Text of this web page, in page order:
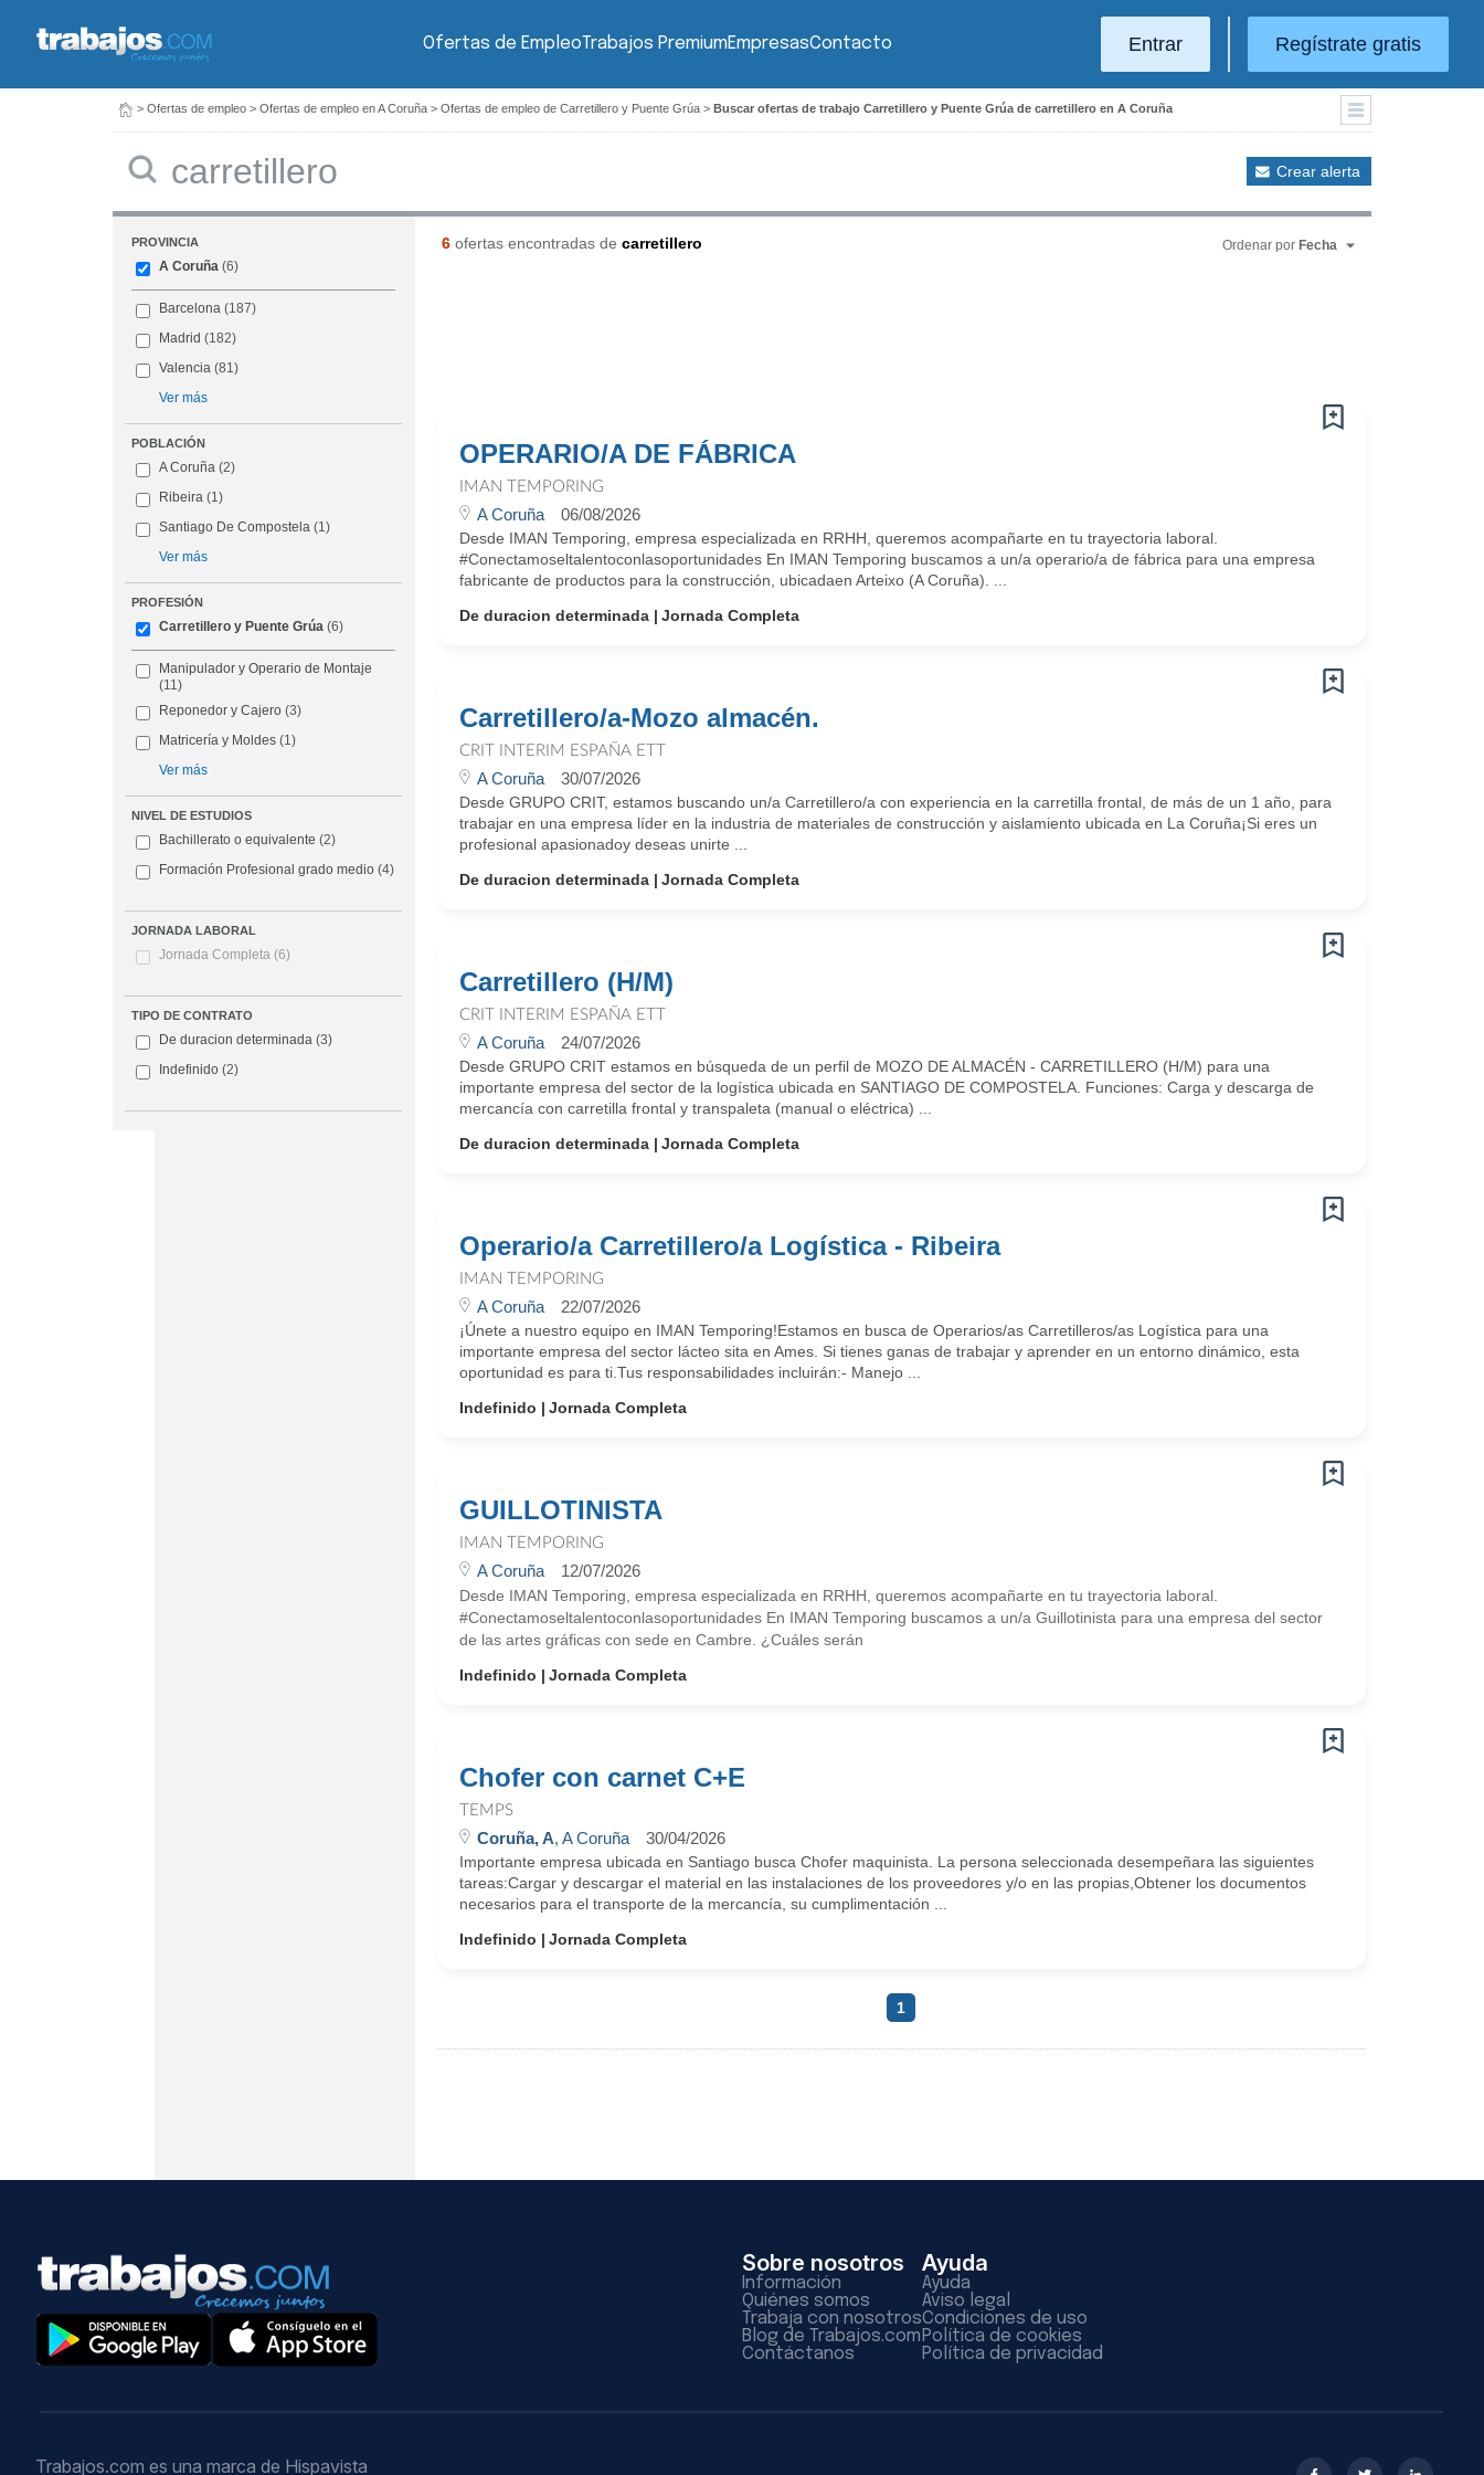
Ofertas de EmpleoTrabajos PremiumEmpresasContacto Entrar Regístrate gratis
> Ofertas de empleo > Ofertas de empleo en A Coruña > Ofertas de empleo de Carretillero y Puente Grúa > Buscar ofertas de trabajo Carretillero y Puente Grúa de carretillero en A Coruña
Crear alerta
PROVINCIA
A Coruña (6)
Barcelona (187)
Madrid (182)
Valencia (81)
Ver más
POBLACIÓN
A Coruña (2)
Ribeira (1)
Santiago De Compostela (1)
Ver más
PROFESIÓN
Carretillero y Puente Grúa (6)
Manipulador y Operario de Montaje
(11)
Reponedor y Cajero (3)
Matricería y Moldes (1)
Ver más
NIVEL DE ESTUDIOS
Bachillerato o equivalente (2)
Formación Profesional grado medio (4)
JORNADA LABORAL
Jornada Completa (6)
TIPO DE CONTRATO
De duracion determinada (3)
Indefinido (2)
6ofertas encontradas de carretillero Ordenar por Fecha
OPERARIO/A DE FÁBRICA
IMAN TEMPORING
A Coruña 06/08/2026
Desde IMAN Temporing, empresa especializada en RRHH, queremos acompañarte en tu trayectoria laboral.
#Conectamoseltalentoconlasoportunidades En IMAN Temporing buscamos a un/a operario/a de fábrica para una empresa
fabricante de productos para la construcción, ubicadaen Arteixo (A Coruña). ...
De duracion determinada
Jornada Completa
Carretillero/a-Mozo almacén.
CRIT INTERIM ESPAÑA ETT
A Coruña 30/07/2026
Desde GRUPO CRIT, estamos buscando un/a Carretillero/a con experiencia en la carretilla frontal, de más de un 1 año, para
trabajar en una empresa líder en la industria de materiales de construcción y aislamiento ubicada en La Coruña¡Si eres un
profesional apasionadoy deseas unirte ...
De duracion determinada
Jornada Completa
Carretillero (H/M)
CRIT INTERIM ESPAÑA ETT
A Coruña 24/07/2026
Desde GRUPO CRIT estamos en búsqueda de un perfil de MOZO DE ALMACÉN - CARRETILLERO (H/M) para una
importante empresa del sector de la logística ubicada en SANTIAGO DE COMPOSTELA. Funciones: Carga y descarga de
mercancía con carretilla frontal y transpaleta (manual o eléctrica) ...
De duracion determinada
Jornada Completa
Operario/a Carretillero/a Logística - Ribeira
IMAN TEMPORING
A Coruña 22/07/2026
¡Únete a nuestro equipo en IMAN Temporing!Estamos en busca de Operarios/as Carretilleros/as Logística para una
importante empresa del sector lácteo sita en Ames. Si tienes ganas de trabajar y aprender en un entorno dinámico, esta
oportunidad es para ti.Tus responsabilidades incluirán:- Manejo ...
Indefinido
Jornada Completa
GUILLOTINISTA
IMAN TEMPORING
A Coruña 12/07/2026
Desde IMAN Temporing, empresa especializada en RRHH, queremos acompañarte en tu trayectoria laboral.
#Conectamoseltalentoconlasoportunidades En IMAN Temporing buscamos a un/a Guillotinista para una empresa del sector
de las artes gráficas con sede en Cambre. ¿Cuáles serán
Indefinido
Jornada Completa
Chofer con carnet C+E
TEMPS
Coruña, A, A Coruña 30/04/2026
Importante empresa ubicada en Santiago busca Chofer maquinista. La persona seleccionada desempeñara las siguientes
tareas:Cargar y descargar el material en las instalaciones de los proveedores y/o en las propias,Obtener los documentos
necesarios para el transporte de la mercancía, su cumplimentación ...
Indefinido
Jornada Completa
1
Sobre nosotros
Información
Quiénes somos
Trabaja con nosotros
Blog de Trabajos.com
Contáctanos
Ayuda
Ayuda
Aviso legal
Condiciones de uso
Política de cookies
Política de privacidad
Trabajos.com es una marca de Hispavista